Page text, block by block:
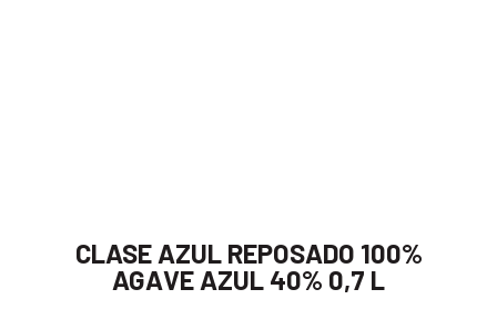
CLASE AZUL REPOSADO 100%
AGAVE AZUL 40% 0,7 L